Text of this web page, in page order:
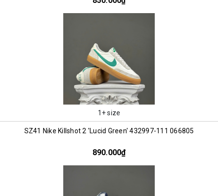
1+ size
SZ41 Nike Killshot 2 'Lucid Green' 432997-111 066805
890.000₫